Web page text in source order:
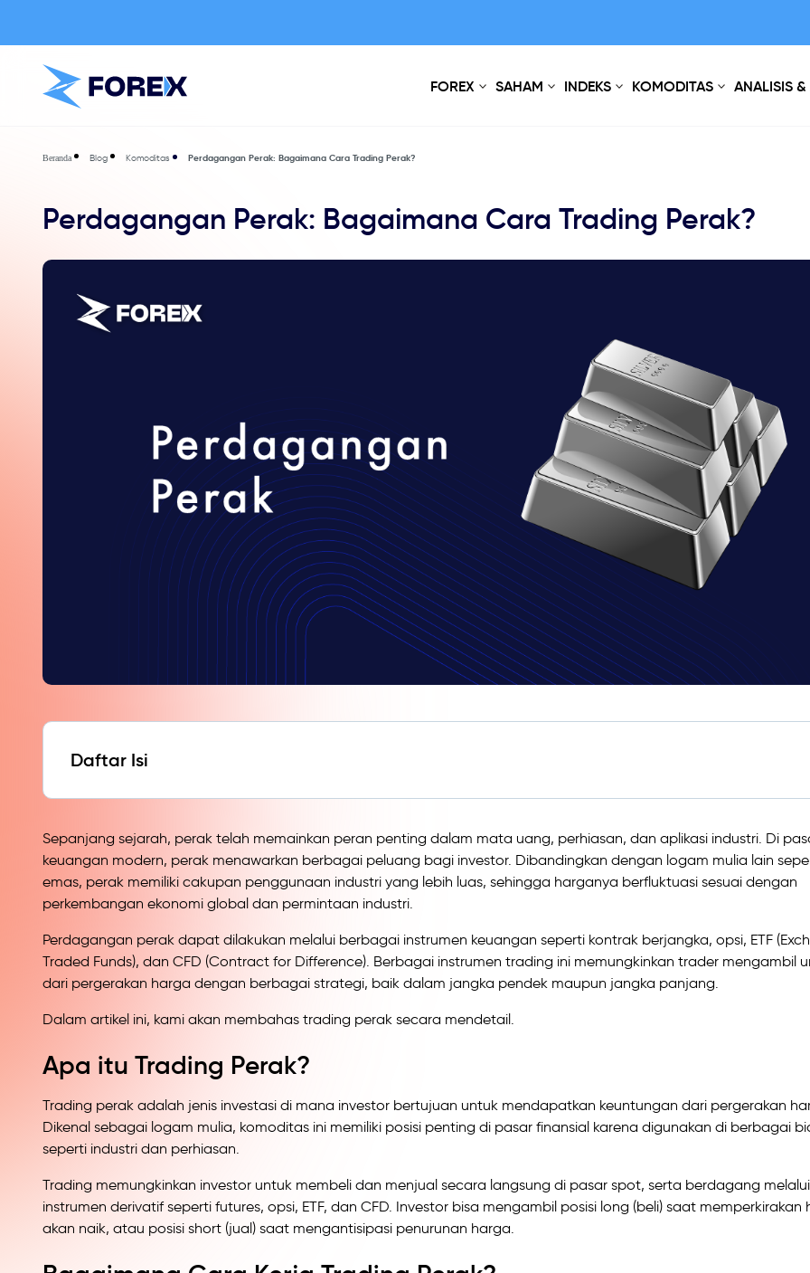
FOREX SAHAM INDEKS KOMODITAS ANALISIS &
Beranda Blog Komoditas Perdagangan Perak: Bagaimana Cara Trading Perak?
Perdagangan Perak: Bagaimana Cara Trading Perak?
Daftar Isi
Sepanjang sejarah, perak telah memainkan peran penting dalam mata uang, perhiasan, dan aplikasi industri. Di
keuangan modern, perak menawarkan berbagai peluang bagi investor. Dibandingkan dengan logam mulia lain
emas, perak memiliki cakupan penggunaan industri yang lebih luas, sehingga harganya berfluktuasi sesuai dengan
perkembangan ekonomi global dan permintaan industri.
Perdagangan perak dapat dilakukan melalui berbagai instrumen keuangan seperti kontrak berjangka, opsi, ETF
Traded Funds), dan CFD (Contract for Difference). Berbagai instrumen trading ini memungkinkan trader mengambil
dari pergerakan harga dengan berbagai strategi, baik dalam jangka pendek maupun jangka panjang.
Dalam artikel ini, kami akan membahas trading perak secara mendetail.
Apa itu Trading Perak?
Trading perak adalah jenis investasi di mana investor bertujuan untuk mendapatkan keuntungan dari pergerakan
Dikenal sebagai logam mulia, komoditas ini memiliki posisi penting di pasar finansial karena digunakan di berbagai
seperti industri dan perhiasan.
Trading memungkinkan investor untuk membeli dan menjual secara langsung di pasar spot, serta berdagang melalui
instrumen derivatif seperti futures, opsi, ETF, dan CFD. Investor bisa mengambil posisi long (beli) saat memperkirakan
akan naik, atau posisi short (jual) saat mengantisipasi penurunan harga.